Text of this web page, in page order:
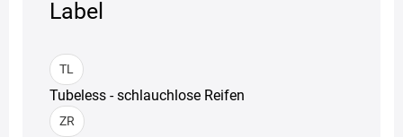
Label
TL
Tubeless - schlauchlose Reifen
ZR